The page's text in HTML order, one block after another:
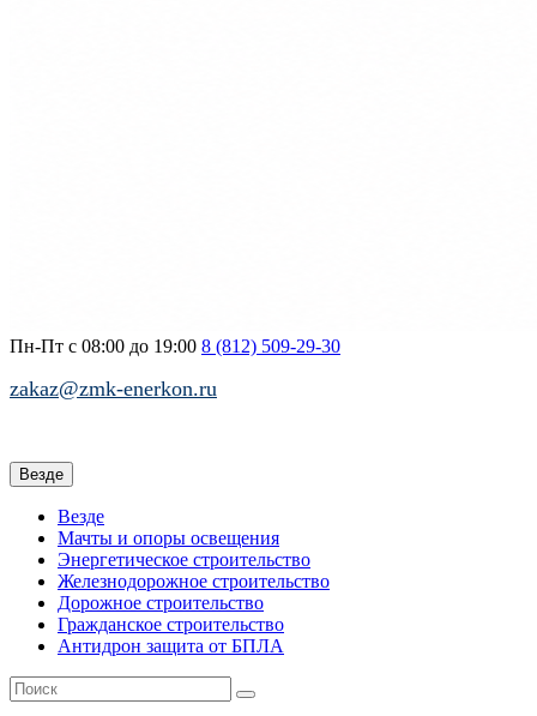
Пн-Пт с 08:00 до 19:00 8 (812) 509-29-30
zakaz@zmk-enerkon.ru
Везде
Везде
Мачты и опоры освещения
Энергетическое строительство
Железнодорожное строительство
Дорожное строительство
Гражданское строительство
Антидрон защита от БПЛА